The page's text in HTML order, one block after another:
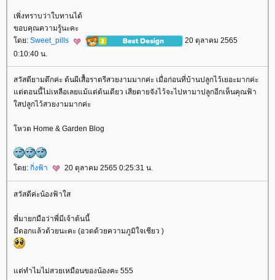
เพิ่งทราบว่าใบทานได้
ขอบคุณความรู้นะคะ
ดย: Sweet_pills
20 ตุลาคม 2565
0:10:40 น.
สวัสดียามดึกค่ะ ต้นผีเสื้อราตรีสวยงามมากค่ะ เมื่อก่อนที่บ้านปลูกไว้เยอะมากค่ะ
ต่ตอนนี้ไม่เหลือเลยแม้แต่ต้นเดียว เสียดายจังไว้จะไปหามาปลูกอีกเห็นคุณฟ้า
สปลูกไว้สวยงามมากค่ะ
หวต Home & Garden Blog
ดย: กิ่งฟ้า 20 ตุลาคม 2565 0:25:31 น.
สวัสดีค่ะน้องฟ้าใส
พี่มายกมือว่าพี่มีเจ้าต้นนี้
มีดอกแล้วด้วยนะคะ (อวดด้วยความภูมิใจเชียว )
ต่ทำไมไม่สวยเหมือนของน้องคะ 555